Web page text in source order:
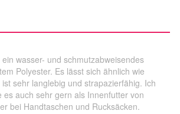
wasser- und schmutzabweisendes
Polyester. Es lässt sich ähnlich wie
sehr langlebig und strapazierfähig. Ich
es auch sehr gern als Innenfutter von
bei Handtaschen und Rucksäcken.